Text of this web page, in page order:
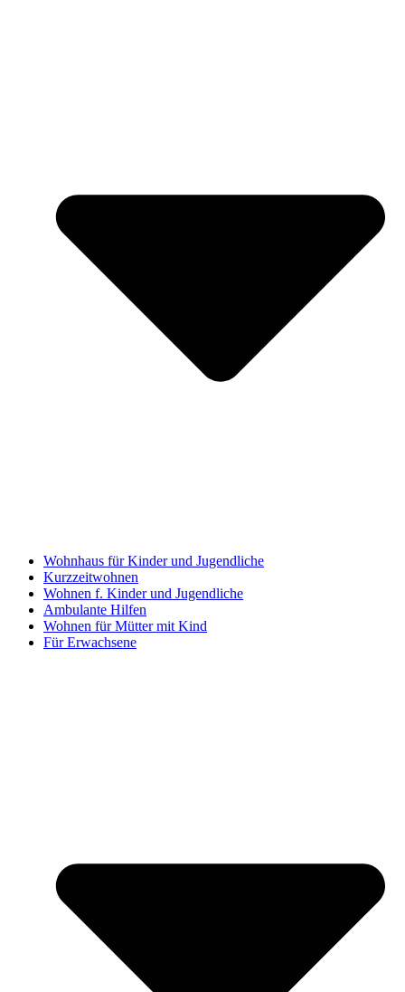
Wohnhaus für Kinder und Jugendliche
Kurzzeitwohnen
Wohnen f. Kinder und Jugendliche
Ambulante Hilfen
Wohnen für Mütter mit Kind
Für Erwachsene